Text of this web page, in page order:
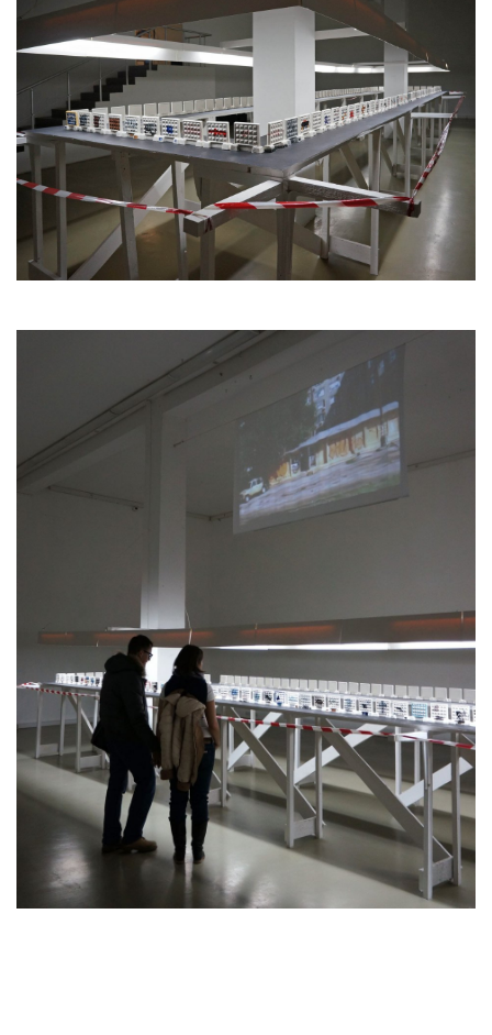
передал реальные сюжеты, увиденные на
стенах и заборах. Это работы современных
уличных художников, граффити райтеров и
просто людей, которые используют стены
как холст, как способ передачи своих мыслей
или пропаганду чего-либо, а так же
результаты борьбы государственных
муниципальных служб с такого рода
художниками. Баффы (закрашенные надписи
эстетически привлекательны, чем
осознанные рисунки и порой еще более
абсурдны.
В фарфоре с самого начала его Российской
истории был отражен аромат эпохи. В 18-19
веках он был доступен только аристократии,
авангарда и после Октябрьской революции
русский фарфор превращается из предмета
роскоши в орудие пропаганды - агитфарфор.
В то время в производстве художественной
агитационной продукции приняли участие все
мэтры живописи и на фарфоре появились
абстрактные фигуры Кандинского, заводские
трубы Альтмана, и полу-иконописные, полу-
лубочные крестьянки Петрова-Водкина и
многое другое. Тонких балерин и золоченые